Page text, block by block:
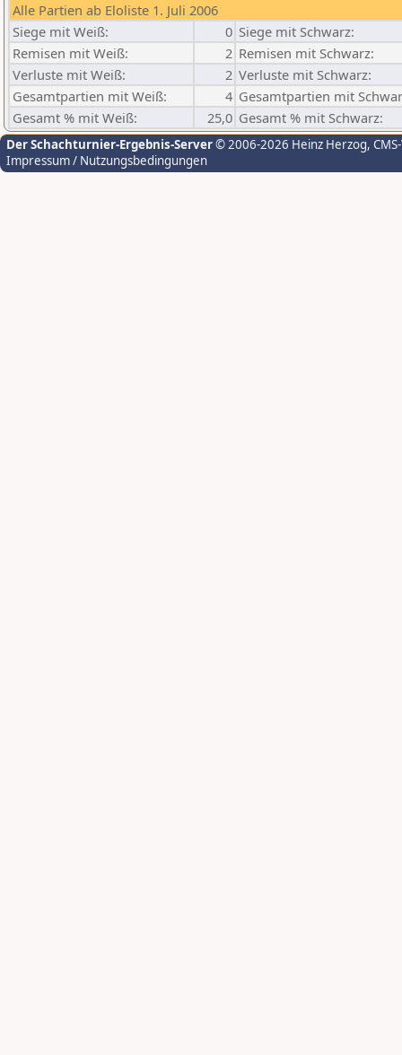
Alle Partien ab Eloliste 1. Juli 2006
Siege mit Weiß:
0 Siege mit Schwarz:
Remisen mit Weiß:
2 Remisen mit Schwarz:
Verluste mit Weiß:
2 Verluste mit Schwarz:
Gesamtpartien mit Weiß:
4 Gesamtpartien mit
Gesamt % mit Weiß:
25,0 Gesamt % mit Schwarz:
Der Schachturnier-Ergebnis-Server© 2006-2026 Heinz Herzog,
Impressum / Nutzungsbedingungen